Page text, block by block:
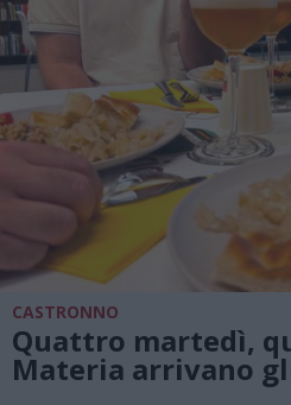
CASTRONNO
Quattro martedì,
Materia arrivano